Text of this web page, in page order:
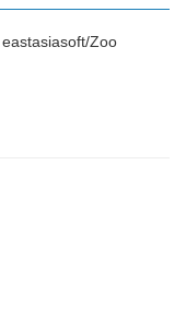
eastasiasoft/Zoo